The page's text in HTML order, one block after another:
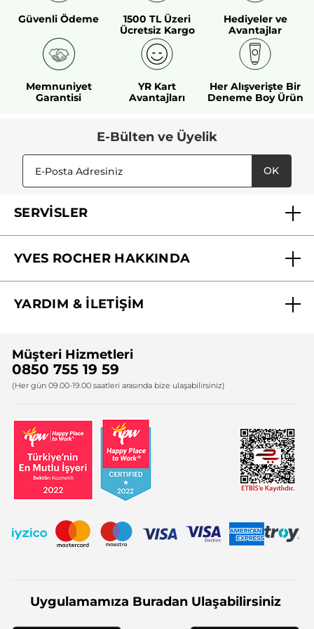
Güvenli Ödeme
1500 TL Üzeri
Ücretsiz Kargo
Hediyeler ve
Avantajlar
Memnuniyet
Garantisi
YR Kart
Avantajları
Her Alışverişte Bir
Deneme Boy Ürün
E-Bülten ve Üyelik
OK
SERVİSLER
YVES ROCHER HAKKINDA
Yves Rocher Vakfı
YARDIM & İLETİŞİM
Bize Ulaşın
Firma Bilgileri
Müşteri Hizmetleri
0850 755 19 59
(Her gün 09.00-19.00 saatleri arasında bize ulaşabilirsiniz)
Uygulamamıza Buradan Ulaşabilirsiniz